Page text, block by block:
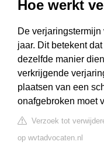
Hoe werkt
De
jaar. Dit betekent
dezelfde manier
verkrijgende
plaatsen van een
onafgebroken moet
Verzoek tot
op wvtadvocaten.nl